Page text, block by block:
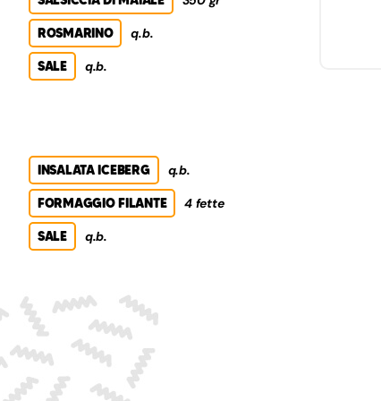
ROSMARINO q.b.
SALE q.b.
INSALATA ICEBERG q.b.
FORMAGGIO FILANTE 4 fette
SALE q.b.